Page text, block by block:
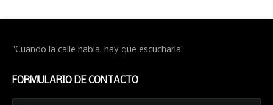
"Cuando la calle habla, hay que escucharla"
FORMULARIO DE CONTACTO